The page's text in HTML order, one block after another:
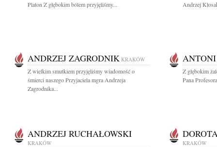
Platon Z głębokim bólem przyjęliśmy...
Andrzej
ANDRZEJ ZAGRODNIK KRAKÓW
Z wielkim smutkiem przyjęliśmy wiadomość o
śmierci naszego Przyjaciela mgra Andrzeja
Zagrodnika...
Z głębokim
Pana
ANDRZEJ RUCHAŁOWSKI
KRAKÓW KRAKÓW